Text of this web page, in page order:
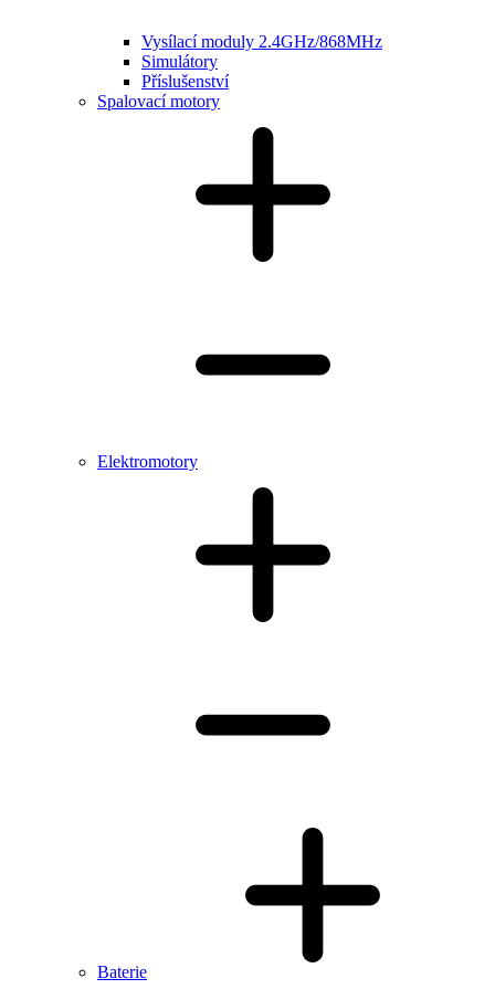
Vysílací moduly 2.4GHz/868MHz
Simulátory
Příslušenství
Spalovací motory
Elektromotory
Baterie